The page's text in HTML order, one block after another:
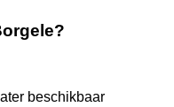
beschikbaar